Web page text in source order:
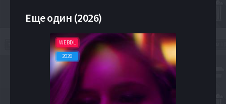
Еще один (2026)
WEBDL
2026